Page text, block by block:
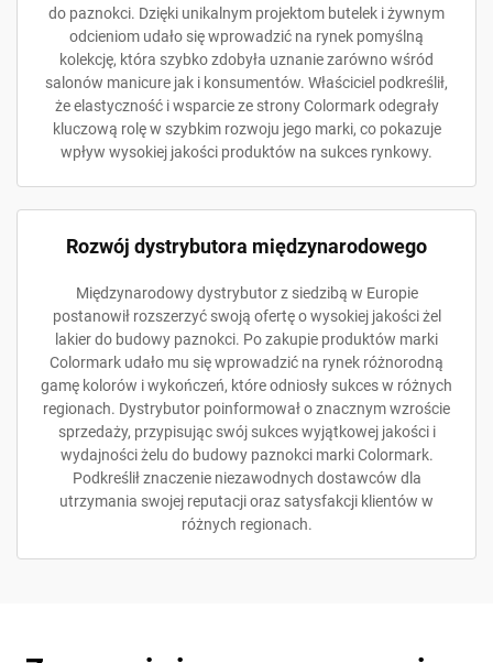
do paznokci. Dzięki unikalnym projektom butelek i żywnym
odcieniom udało się wprowadzić na rynek pomyślną
kolekcję, która szybko zdobyła uznanie zarówno wśród
salonów manicure jak i konsumentów. Właściciel podkreślił,
że elastyczność i wsparcie ze strony Colormark odegrały
kluczową rolę w szybkim rozwoju jego marki, co pokazuje
wpływ wysokiej jakości produktów na sukces rynkowy.
Rozwój dystrybutora międzynarodowego
Międzynarodowy dystrybutor z siedzibą w Europie
postanowił rozszerzyć swoją ofertę o wysokiej jakości żel
lakier do budowy paznokci. Po zakupie produktów marki
Colormark udało mu się wprowadzić na rynek różnorodną
gamę kolorów i wykończeń, które odniosły sukces w różnych
regionach. Dystrybutor poinformował o znacznym wzroście
sprzedaży, przypisując swój sukces wyjątkowej jakości i
wydajności żelu do budowy paznokci marki Colormark.
Podkreślił znaczenie niezawodnych dostawców dla
utrzymania swojej reputacji oraz satysfakcji klientów w
różnych regionach.